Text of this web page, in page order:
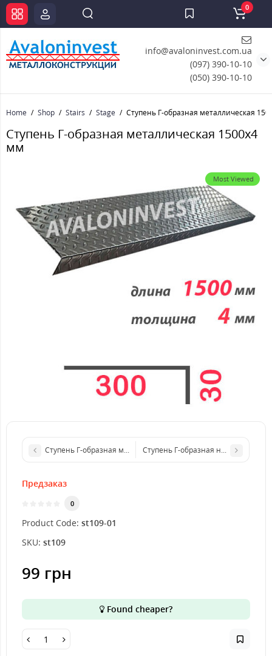
info@avaloninvest.com.ua
(097) 390-10-10
(050) 390-10-10
0
Home Shop Stairs Stage Ступень Г-образная металлическая
Ступень Г-образная металлическая 1500x4
мм
Most Viewed
Ступень Г-образная металлическая 1500x3 мм
Ступень Г-образная нержавеющая
Предзаказ
0
Product Code: st109-01
SKU: st109
99 грн
Found cheaper?